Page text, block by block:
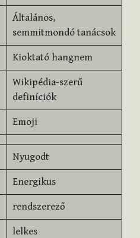
Általános,
semmitmondó tanácsok
Kioktató hangnem
Wikipédia-szerű
definíciók
Emoji
Nyugodt
Energikus
rendszerező
lelkes